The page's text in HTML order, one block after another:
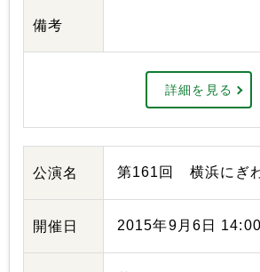
備考
詳細を見る
公演名 第161回 横浜にぎ
開催日 2015年9月6日